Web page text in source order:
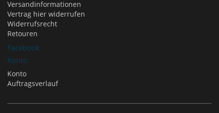
Versandinformationen
Vertrag hier widerrufen
Widerrufsrecht
Retouren
Facebook
Konto
Konto
Auftragsverlauf